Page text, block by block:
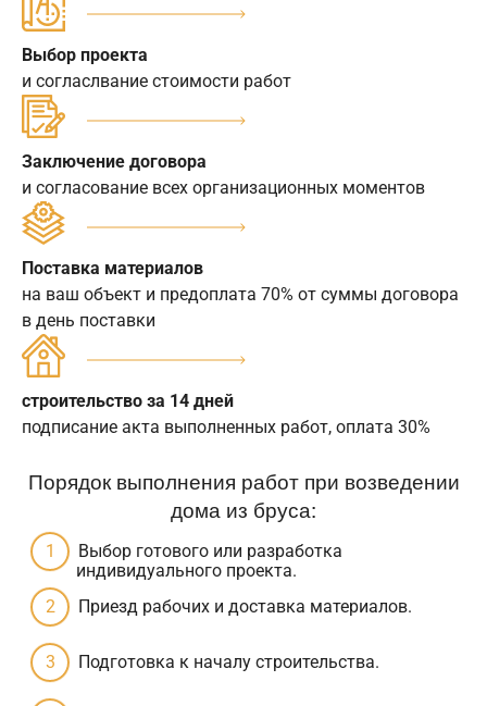
Выбор проекта
и согласлвание стоимости работ
Заключение договора
и согласование всех организационных моментов
Поставка материалов
на ваш объект и предоплата 70% от суммы договора
в день поставки
строительство за 14 дней
подписание акта выполненных работ, оплата 30%
Порядок выполнения работ при возведении
дома из бруса:
Выбор готового или разработка
индивидуального проекта.
Приезд рабочих и доставка материалов.
Подготовка к началу строительства.